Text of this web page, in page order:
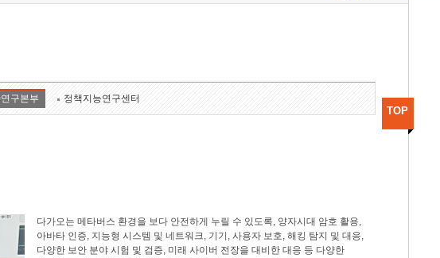
기획본부
구본부 정책지능연구센터
다가오는 메타버스 환경을 보다 안전하게 누릴 수 있도록, 양자시대 암호 활용,
아바타 인증, 지능형 시스템 및 네트워크, 기기, 사용자 보호, 해킹 탐지 및 대응,
다양한 보안 분야 시험 및 검증, 미래 사이버 전장을 대비한 대응 등 다양한
TOP